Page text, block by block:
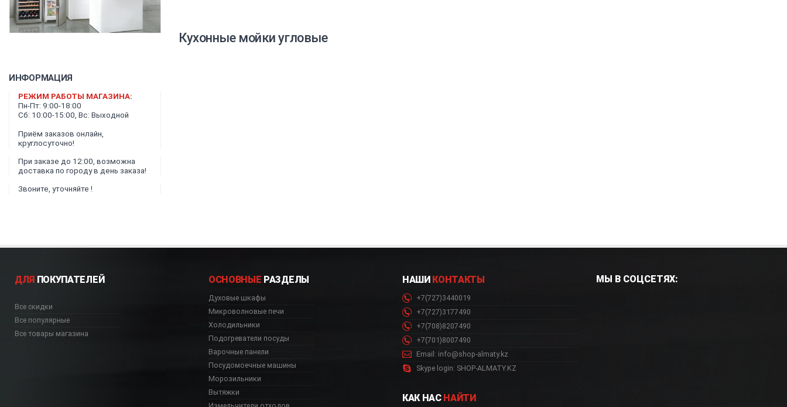
Кухонные мойки угловые
ИНФОРМАЦИЯ
РЕЖИМ РАБОТЫ МАГАЗИНА:
Пн-Пт: 9:00-18:00
Сб: 10:00-15:00, Вс: Выходной
Приём заказов онлайн,
круглосуточно!
При заказе до 12:00, возможна
доставка по городу в день заказа!
Звоните, уточняйте !
ДЛЯ ПОКУПАТЕЛЕЙ
Все скидки
Все популярные
Все товары магазина
ОСНОВНЫЕ РАЗДЕЛЫ
Духовые шкафы
Микроволновые печи
Холодильники
Подогреватели посуды
Варочные панели
Посудомоечные машины
Морозильники
Вытяжки
НАШИ КОНТАКТЫ
+7(727)3440019
+7(727)3177490
+7(708)8207490
+7(701)8007490
Email: info@shop-almaty.kz
Skype login: SHOP-ALMATY.KZ
КАК НАС НАЙТИ
МЫ В СОЦСЕТЯХ: